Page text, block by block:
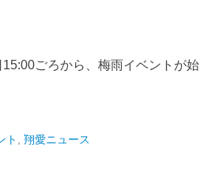
ごろから、梅雨イベントが始
ト 翔愛ニュース